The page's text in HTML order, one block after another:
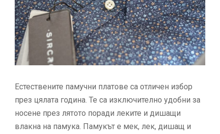
Естествените памучни платове са отличен избор
през цялата година. Те са изключително удобни за
носене през лятото поради леките и дишащи
влакна на памука. Памукът е мек, лек, дишащ и